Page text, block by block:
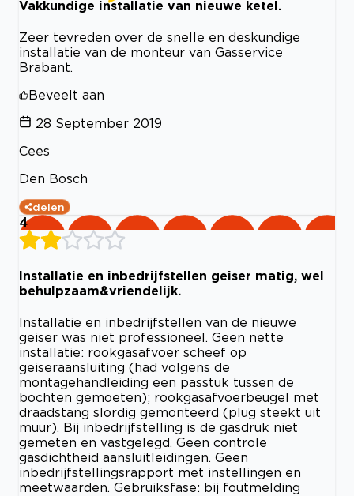
Vakkundige installatie van nieuwe ketel.
Zeer tevreden over de snelle en deskundige
installatie van de monteur van Gasservice
Brabant.
Beveelt aan
28 September 2019
Cees
Den Bosch
delen
4
Installatie en inbedrijfstellen geiser matig, wel
behulpzaam&vriendelijk.
Installatie en inbedrijfstellen van de nieuwe
geiser was niet professioneel. Geen nette
installatie: rookgasafvoer scheef op
geiseraansluiting (had volgens de
montagehandleiding een passtuk tussen de
bochten gemoeten); rookgasafvoerbeugel met
draadstang slordig gemonteerd (plug steekt uit
muur). Bij inbedrijfstelling is de gasdruk niet
gemeten en vastgelegd. Geen controle
gasdichtheid aansluitleidingen. Geen
inbedrijfstellingsrapport met instellingen en
meetwaarden. Gebruiksfase: bij foutmelding